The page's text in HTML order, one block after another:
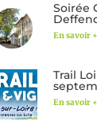
Soirée
En savoir +
Trail
En savoir +